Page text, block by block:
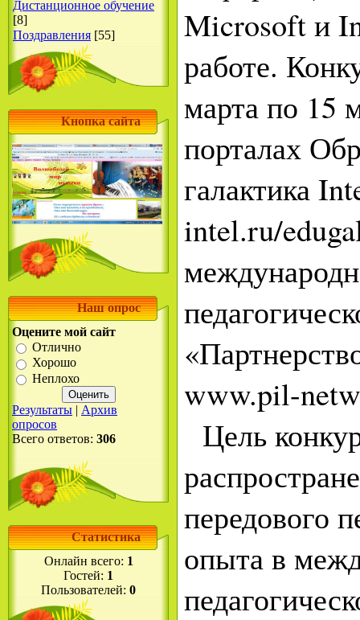
Дистанционное обучение
[8]
Поздравления [55]
Кнопка сайта
Наш опрос
Оцените мой сайт
Отлично
Хорошо
Неплохо
Результаты | Архив
опросов
Всего ответов: 306
Статистика
Онлайн всего: 1
Гостей: 1
Пользователей: 0
Microsoft и
работе.
марта по 15
порталах
галактика
intel.ru/
www.pil-
Цель
передового
опыта в